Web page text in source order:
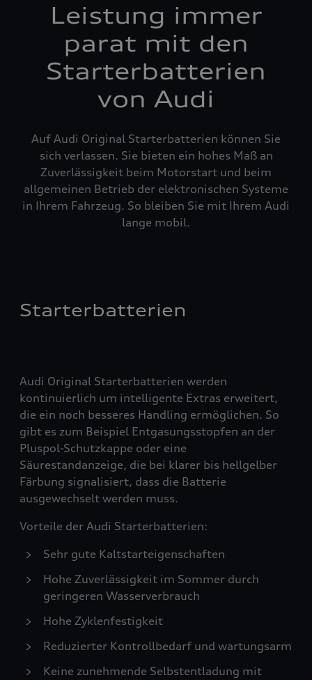
Leistung immer
parat mit den
Starterbatterien
von Audi
Auf Audi Original Starterbatterien können Sie
sich verlassen. Sie bieten ein hohes Maß an
Zuverlässigkeit beim Motorstart und beim
allgemeinen Betrieb der elektronischen Systeme
in Ihrem Fahrzeug. So bleiben Sie mit Ihrem Audi
lange mobil.
Starterbatterien
Audi Original Starterbatterien werden
kontinuierlich um intelligente Extras erweitert,
die ein noch besseres Handling ermöglichen. So
gibt es zum Beispiel Entgasungsstopfen an der
Pluspol-Schutzkappe oder eine
Säurestandanzeige, die bei klarer bis hellgelber
Färbung signalisiert, dass die Batterie
ausgewechselt werden muss.
Vorteile der Audi Starterbatterien:
Sehr gute Kaltstarteigenschaften
Hohe Zuverlässigkeit im Sommer durch
geringeren Wasserverbrauch
Hohe Zyklenfestigkeit
Reduzierter Kontrollbedarf und wartungsarm
Keine zunehmende Selbstentladung mit